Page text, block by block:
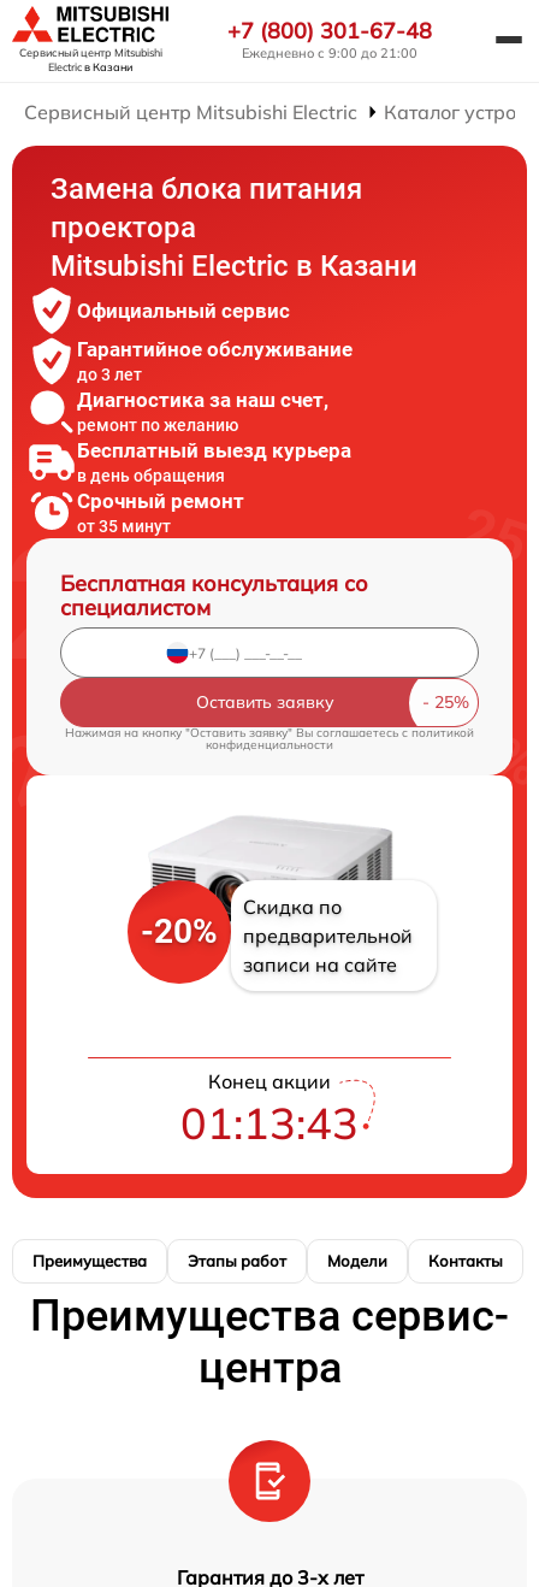
Сервисный центр Mitsubishi
Electricв Казани
+7 (800) 301-67-48
Ежедневно с 9:00 до 21:00
Сервисный центр Mitsubishi Electric Каталог
Замена блока питания
проектора
Mitsubishi Electric в Казани
Официальный сервис
Гарантийное обслуживание
до 3 лет
Диагностика за наш счет,
ремонт по желанию
Бесплатный выезд курьера
в день обращения
Срочный ремонт
от 35 минут
Бесплатная консультация со
специалистом
Оставить заявку
Нажимая на кнопку "Оставить заявку" Вы соглашаетесь c политикой
конфиденциальности
-20%
Скидка по
предварительной
записи на сайте
Конец акции
01:13:42
Преимущества Этапы работ Модели Контакты
Преимущества сервис-
центра
Гарантия до 3-х лет